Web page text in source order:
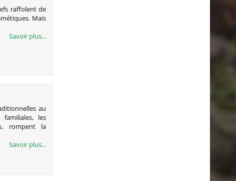
raffolent de
Mais
Savoir plus...
au
les
rompent la
Savoir plus...